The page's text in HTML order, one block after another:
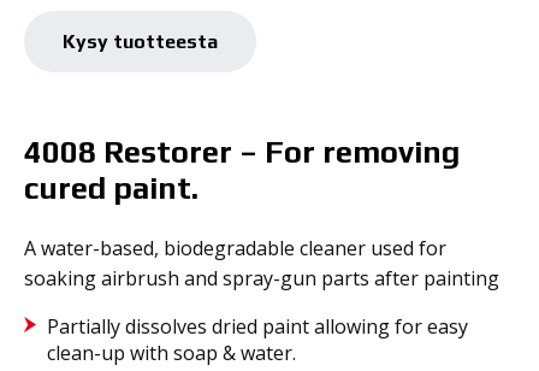
120MLKysy tuotteesta
4008 Restorer – For removing
cured paint.
A water-based, biodegradable cleaner used for
soaking airbrush and spray-gun parts after painting
Partially dissolves dried paint allowing for easy
clean-up with soap & water.